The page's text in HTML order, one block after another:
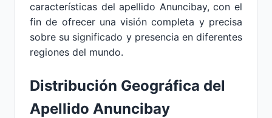
características del apellido Anuncibay, con el
fin de ofrecer una visión completa y precisa
sobre su significado y presencia en diferentes
regiones del mundo.
Distribución Geográfica del
Apellido Anuncibay